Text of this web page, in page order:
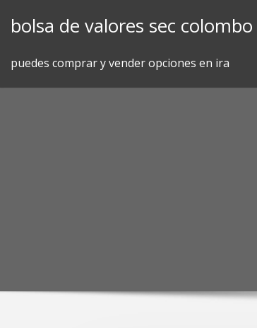
bolsa de valores sec colombo
puedes comprar y vender opciones en ira